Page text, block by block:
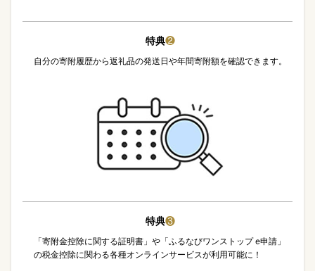
特典❷
自分の寄附履歴から返礼品の発送日や年間寄附額を確認できます。
特典❸
「寄附金控除に関する証明書」や「ふるなびワンストップ e申請」
の税金控除に関わる各種オンラインサービスが利用可能に！